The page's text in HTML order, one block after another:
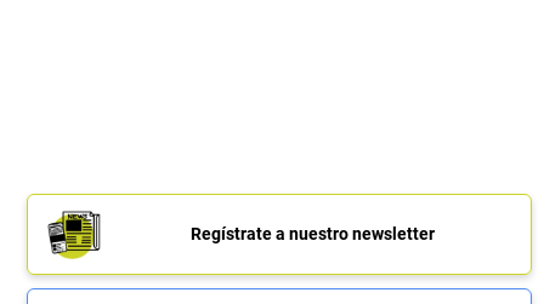
Regístrate a nuestro newsletter